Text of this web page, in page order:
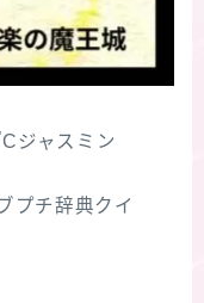
ジャスミン
プチ辞典クイ